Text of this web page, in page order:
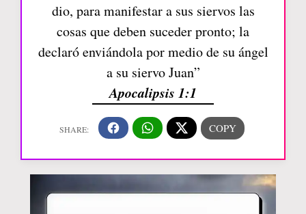
dio, para manifestar a sus siervos las
cosas que deben suceder pronto; la
declaró enviándola por medio de su ángel
a su siervo Juan”
Apocalipsis 1:1